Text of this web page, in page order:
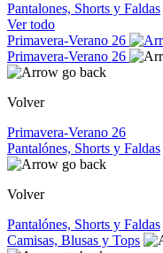
Pantalones, Shorts y Faldas
Ver todo
Primavera-Verano 26
Primavera-Verano 26
Volver
Primavera-Verano 26
Pantalónes, Shorts y Faldas
Volver
Pantalónes, Shorts y Faldas
Camisas, Blusas y Tops